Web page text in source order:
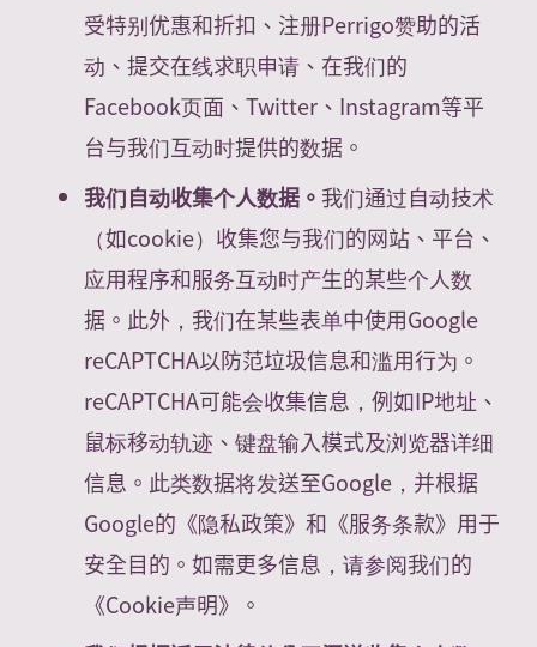
受特别优惠和折扣、注册Perrigo赞助的活
动、提交在线求职申请、在我们的
Facebook页面、Twitter、Instagram等平
台与我们互动时提供的数据。
我们自动收集个人数据。 我们通过自动技术
（如cookie）收集您与我们的网站、平台、
应用程序和服务互动时产生的某些个人数
据。此外，我们在某些表单中使用Google
reCAPTCHA以防范垃圾信息和滥用行为。
reCAPTCHA可能会收集信息，例如IP地址、
鼠标移动轨迹、键盘输入模式及浏览器详细
信息。此类数据将发送至Google，并根据
Google的《隐私政策》和《服务条款》用于
安全目的。如需更多信息，请参阅我们的
《Cookie声明》。